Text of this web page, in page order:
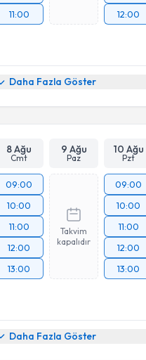
11:00
12:00
Daha Fazla Göster
8 Ağu
Cmt
9 Ağu
Paz
10 Ağu
Pzt
09:00
10:00
11:00
12:00
13:00
Takvim
kapalıdır
09:00
10:00
11:00
12:00
13:00
Daha Fazla Göster